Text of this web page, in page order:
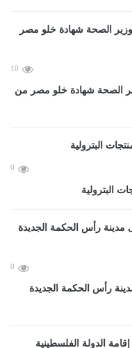
10
الصحة شهادة خلو مصر من
0
0
رأس الحكمة الجديدة